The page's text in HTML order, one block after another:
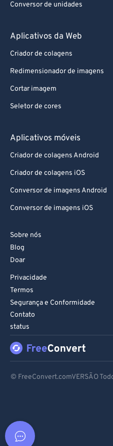
Conversor de unidades
Aplicativos da Web
Criador de colagens
Redimensionador de imagens
Cortar imagem
Seletor de cores
Aplicativos móveis
Criador de colagens Android
Criador de colagens iOS
Conversor de imagens Android
Conversor de imagens iOS
Sobre nós
Blog
Doar
Privacidade
Termos
Segurança e Conformidade
Contato
status
© FreeConvert.comVERSÃO